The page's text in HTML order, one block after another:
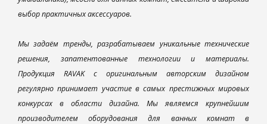
выбор практичных аксессуаров.
Мы задаём тренды, разрабатываем уникальные технические
решения, запатентованные технологии и материалы.
Продукция RAVAK с оригинальным авторским дизайном
регулярно принимает участие в самых престижных мировых
конкурсах в области дизайна. Мы являемся крупнейшим
производителем оборудования для ванных комнат в